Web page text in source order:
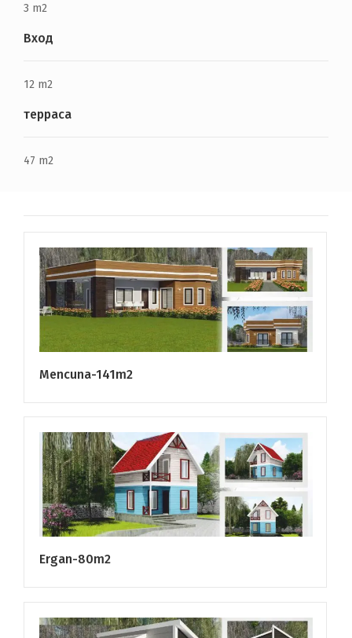
3 m2
Вход
12 m2
терраса
47 m2
Mencuna-141m2
Ergan-80m2